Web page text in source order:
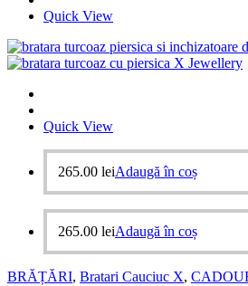
Quick View
Quick View
265.00 leiAdaugă în coș
265.00 leiAdaugă în coș
BRĂȚĂRI, Bratari Cauciuc X,